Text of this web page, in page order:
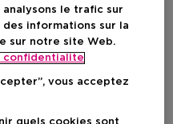
le trafic sur
informations sur la
sur notre site Web.
confidentialite
vous acceptez